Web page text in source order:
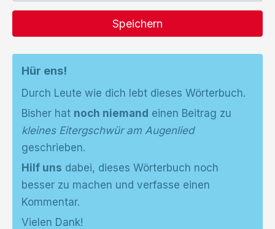
Speichern
Hür ens!
Durch Leute wie dich lebt dieses Wörterbuch.
Bisher hat noch niemand einen Beitrag zu
kleines Eitergschwür am Augenlied
geschrieben.
Hilf uns dabei, dieses Wörterbuch noch
besser zu machen und verfasse einen
Kommentar.
Vielen Dank!